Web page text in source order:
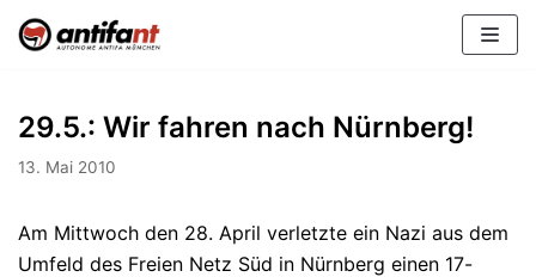
Zum
Inhalt
29.5.: Wir fahren nach Nürnberg!
13. Mai 2010
Am Mittwoch den 28. April verletzte ein Nazi aus dem
Umfeld des Freien Netz Süd in Nürnberg einen 17-